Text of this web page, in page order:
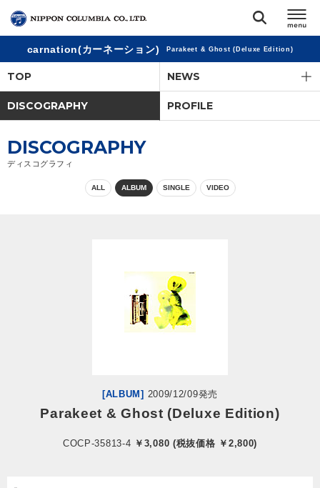
閉じる
TOP
アーティスト
carnation(カーネーション) Parakeet & Ghost (Deluxe Edition)
TOP NEWS
DISCOGRAPHY PROFILE
DISCOGRAPHY
ディスコグラフィ
ALL ALBUM SINGLE VIDEO
[ALBUM] 2009/12/09発売
Parakeet & Ghost (Deluxe Edition)
COCP-35813-4 ￥3,080 (税抜価格 ￥2,800)